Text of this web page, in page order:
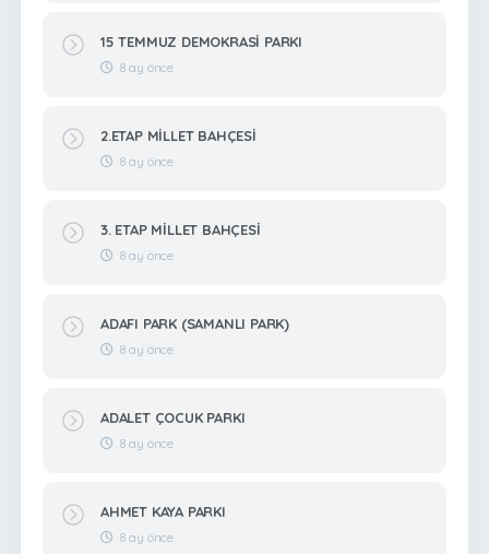
15 TEMMUZ DEMOKRASİ PARKI
8 ay önce
2.ETAP MİLLET BAHÇESİ
8 ay önce
3. ETAP MİLLET BAHÇESİ
8 ay önce
ADAFI PARK (SAMANLI PARK)
8 ay önce
ADALET ÇOCUK PARKI
8 ay önce
AHMET KAYA PARKI
8 ay önce